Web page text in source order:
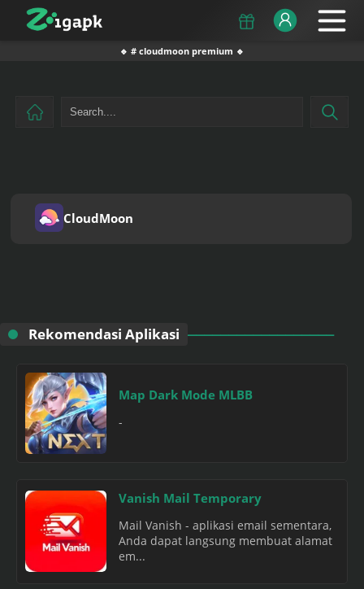
🔹 # cloudmoon premium 🔹
CloudMoon
Rekomendasi Aplikasi
Map Dark Mode MLBB
-
Vanish Mail Temporary
Mail Vanish - aplikasi email sementara,
Anda dapat langsung membuat alamat
em...